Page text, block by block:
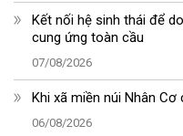
Kết nối hệ sinh thái để
cung ứng toàn cầu
07/08/2026
Khi xã miền núi Nhân Cơ
06/08/2026